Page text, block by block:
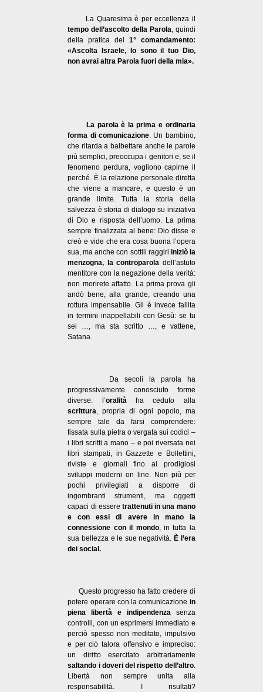
La Quaresima è per eccellenza il
tempo dell’ascolto della Parola , quindi
della pratica del 1° comandamento:
«Ascolta Israele, Io sono il tuo Dio,
non avrai altra Parola fuori della mia».
La parola è la prima e ordinaria
forma di comunicazione . Un bambino,
che ritarda a balbettare anche le parole
più semplici, preoccupa i genitori e, se il
fenomeno perdura, vogliono capirne il
perché. È la relazione personale diretta
che viene a mancare, e questo è un
grande limite. Tutta la storia della
salvezza è storia di dialogo su iniziativa
di Dio e risposta dell’uomo. La prima
sempre finalizzata al bene: Dio disse e
creò e vide che era cosa buona l’opera
sua, ma anche con sottili raggiri iniziò la
menzogna, la controparola dell’astuto
mentitore con la negazione della verità:
non morirete affatto. La prima prova gli
andò bene, alla grande, creando una
rottura impensabile. Gli è invece fallita
in termini inappellabili con Gesù: se tu
sei …, ma sta scritto …, e vattene,
Satana.
Da secoli la parola ha
progressivamente conosciuto forme
diverse: l’oralità ha ceduto alla
scrittura
, propria di ogni popolo, ma
sempre tale da farsi comprendere:
fissata sulla pietra o vergata sui codici –
i libri scritti a mano – e poi riversata nei
libri stampati, in Gazzette e Bollettini,
riviste e giornali fino ai prodigiosi
sviluppi moderni on line. Non più per
pochi privilegiati a disporre di
ingombranti strumenti, ma oggetti
capaci di essere trattenuti in una mano
e con essi di avere in mano la
connessione con il mondo, in tutta la
sua bellezza e le sue negatività. È l’era
dei social.
Questo progresso ha fatto credere di
potere operare con la comunicazione in
piena libertà e indipendenza senza
controlli, con un esprimersi immediato e
perciò spesso non meditato, impulsivo
e per ciò talora offensivo e impreciso:
un diritto esercitato arbitrariamente
saltando i doveri del rispetto dell’altro.
Libertà non sempre unita alla
responsabilità. I risultati?